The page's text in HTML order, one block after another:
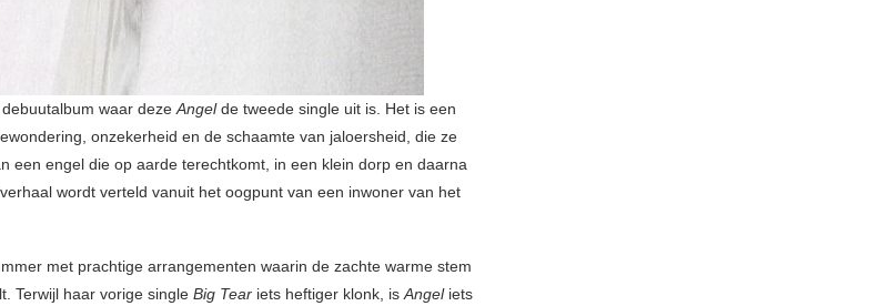
waar dezeAngelde tweede single uit is. Het is een
onzekerheid en de schaamte van jaloersheid, die ze
een engel die op aarde terechtkomt, in een klein dorp en daarna
wordt verteld vanuit het oogpunt van een inwoner van het
met prachtige arrangementen waarin de zachte warme stem
Terwijl haar vorige single Big Tear iets heftiger klonk, isAngeliets